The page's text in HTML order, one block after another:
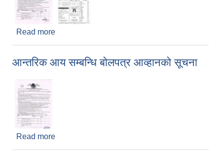
Read more
आन्तरिक आय सम्बन्धि बोलपत्र आव्हानको सूचना
Read more